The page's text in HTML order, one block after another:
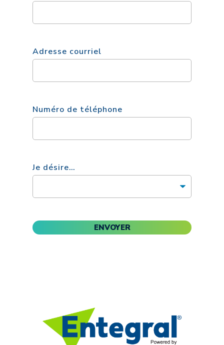
Adresse courriel
Numéro de téléphone
Je désire…
ENVOYER